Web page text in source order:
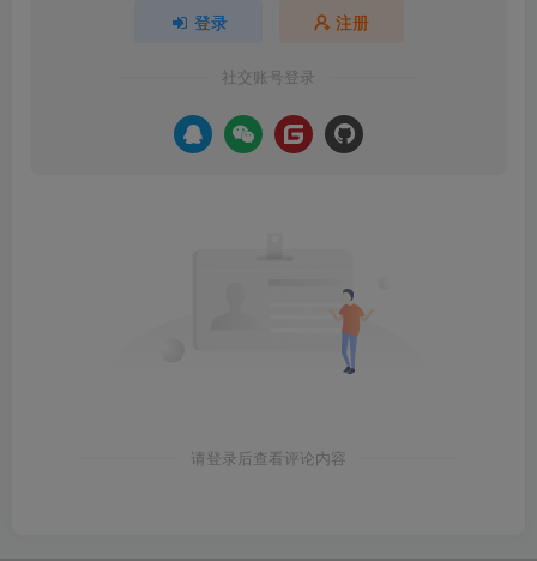
登录 注册
社交账号登录
请登录后查看评论内容